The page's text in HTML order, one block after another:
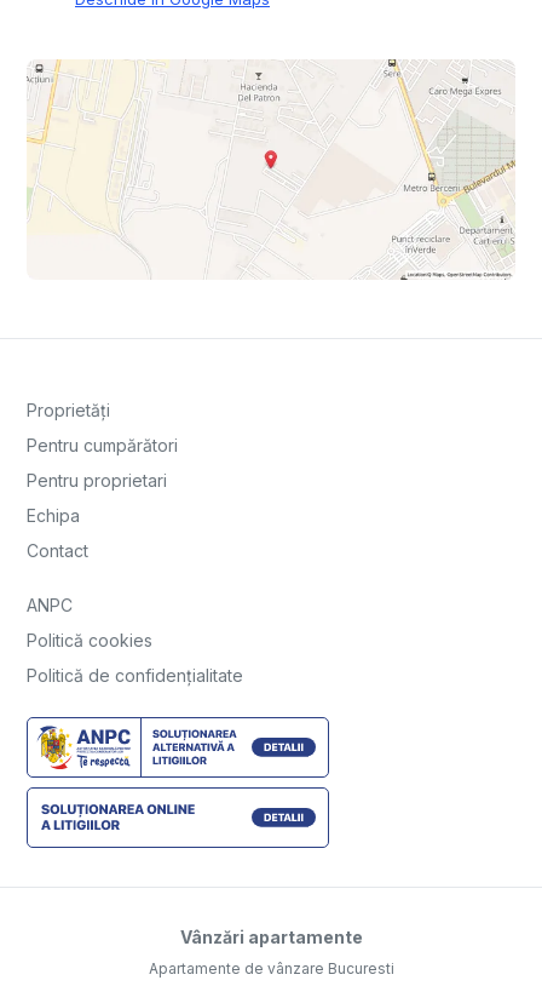
Proprietăți
Pentru cumpărători
Pentru proprietari
Echipa
Contact
ANPC
Politică cookies
Politică de confidențialitate
Vânzări apartamente
Apartamente de vânzare Bucuresti